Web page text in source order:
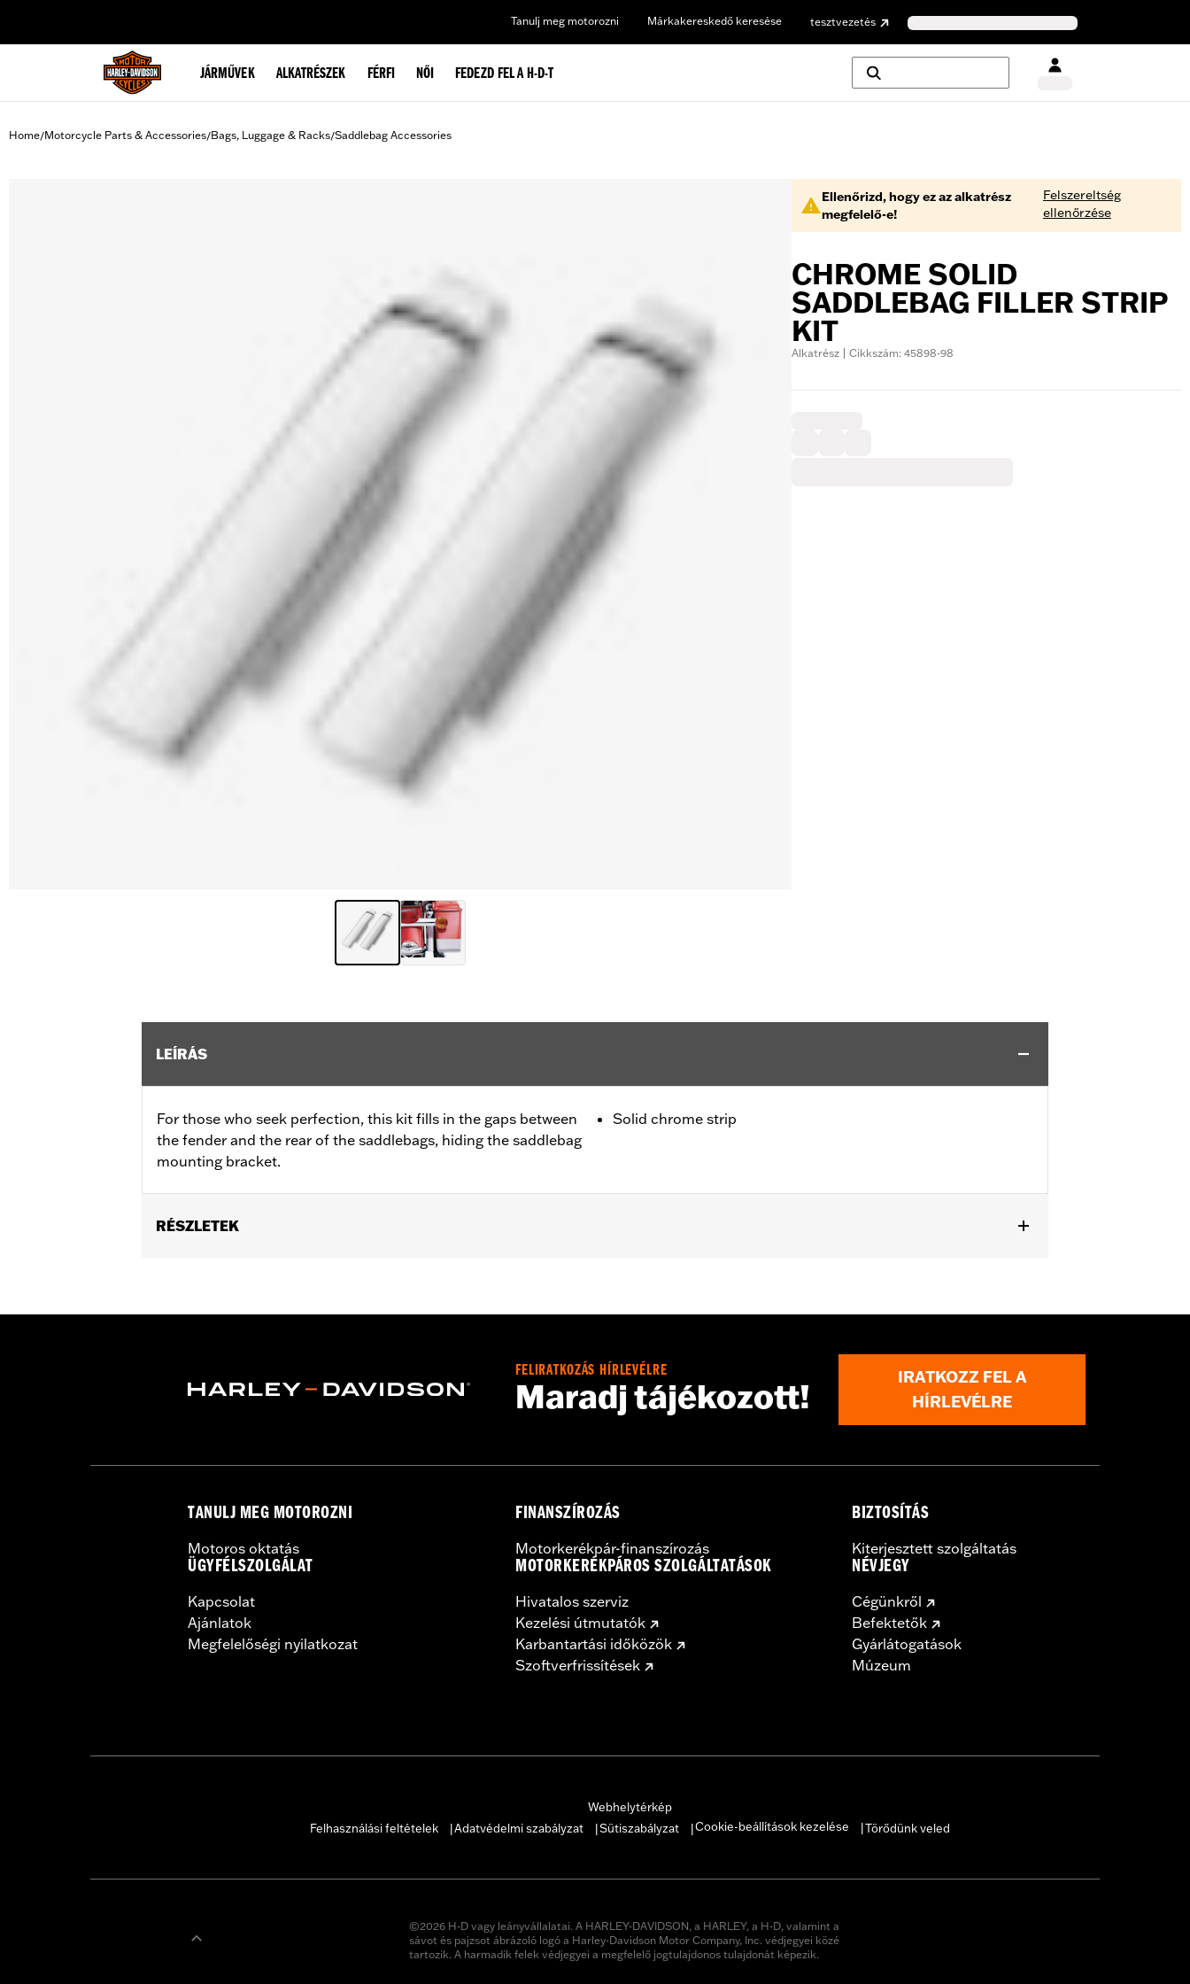
Tanulj meg motorozni Márkakereskedő keresése tesztvezetés
JÁRMŰVEK ALKATRÉSZEK FÉRFI NŐI FEDEZD FEL A H-D-T
Home/Motorcycle Parts & Accessories/Bags, Luggage & Racks/Saddlebag Accessories
Ellenőrizd, hogy ez az alkatrész
megfelelő-e!
Felszereltség
ellenőrzése
CHROME SOLID
SADDLEBAG FILLER STRIP
KIT
Alkatrész | Cikkszám: 45898-98
LEÍRÁS
For those who seek perfection, this kit fills in the gaps between
the fender and the rear of the saddlebags, hiding the saddlebag
mounting bracket.
Solid chrome strip
RÉSZLETEK
90839-93A, 91216-97 Electra Glo™ Light Rails Leather Saddlebags P/N 90652- 94A, 90843-93 or with Fender Rail P/N 91019-92A. Does
Left and right filler strips, and all necessary hardwareFELIRATKOZÁS HÍRLEVÉLRE
Maradj tájékozott!
IRATKOZZ FEL A
HÍRLEVÉLRE
TANULJ MEG MOTOROZNI
Motoros oktatás
ÜGYFÉLSZOLGÁLAT
Kapcsolat
Ajánlatok
Megfelelőségi nyilatkozat
FINANSZÍROZÁS
Motorkerékpár-finanszírozás
MOTORKERÉKPÁROS SZOLGÁLTATÁSOK
Hivatalos szerviz
Kezelési útmutatók
Karbantartási időközök
Szoftverfrissítések
BIZTOSÍTÁS
Kiterjesztett szolgáltatás
NÉVJEGY
Cégünkről
Befektetők
Gyárlátogatások
Múzeum
Webhelytérkép
Felhasználási feltételek
Adatvédelmi szabályzat Sütiszabályzat Cookie-beállítások kezelése Törődünk veled
©2026 H-D vagy leányvállalatai. A HARLEY-DAVIDSON, a HARLEY, a H-D, valamint a
sávot és pajzsot ábrázoló logó a Harley-Davidson Motor Company, Inc. védjegyei közé
tartozik. A harmadik felek védjegyei a megfelelő jogtulajdonos tulajdonát képezik.